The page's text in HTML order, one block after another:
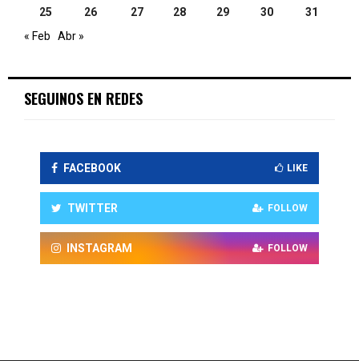
25 26 27 28 29 30
31
« Feb
Abr »
SEGUINOS EN REDES
FACEBOOK LIKE
TWITTER FOLLOW
INSTAGRAM FOLLOW